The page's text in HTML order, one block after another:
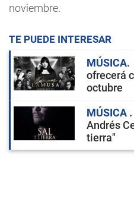
noviembre.
TE PUEDE INTERESAR
MÚSICA
ofrecerá
octubre
MÚSICA
Andrés
tierra"